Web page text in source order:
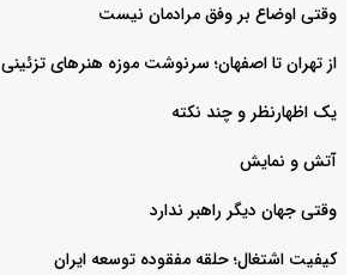
وقتی اوضاع بر وفق مرادمان نیست
از تهران تا اصفهان؛ سرنوشت موزه هنرهای تزئینی
یک اظهارنظر و چند نکته
آتش و نمایش
وقتی جهان دیگر راهبر ندارد
کیفیت اشتغال؛ حلقه مفقوده توسعه ایران